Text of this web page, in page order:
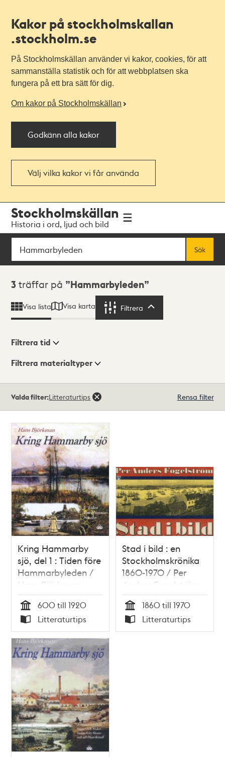
Kakor på stockholmskallan
.stockholm.se
På Stockholmskällan använder vi kakor, cookies, för att
sammanställa statistik och för att webbplatsen ska
fungera på ett bra sätt för dig.
Om kakor på Stockholmskällan
Godkänn alla kakor
Välj vilka kakor vi får använda
navigationen
huvudinnehållet
Stockholmskällan
Historia i ord, ljud och bild
Sök
Sök
Sökresultat
3 träffar på Hammarbyleden
Visa lista Visa karta Filtrera
Visningsläge
Filtrera tid
Filtrera materialtyper
träffar
Valda filter:Litteraturtips Rensa filter
Kring Hammarby
sjö, del 1 : Tiden före
Hammarbyleden /
Hans Björkman
Tid
600 till 1920
Typ
Litteraturtips
Stad i bild : en
Stockholmskrönika
1860-1970 / Per
Anders Fogelström
Tid
1860 till 1970
Typ
Litteraturtips